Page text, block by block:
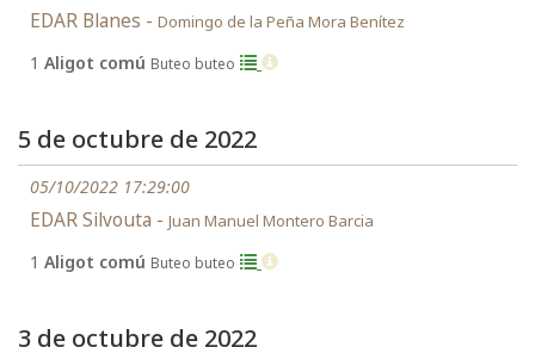
EDAR Blanes - Domingo de la Peña Mora Benítez
1 Aligot comú Buteo buteo
5 de octubre de 2022
05/10/2022 17:29:00
EDAR Silvouta - Juan Manuel Montero Barcia
1 Aligot comú Buteo buteo
3 de octubre de 2022